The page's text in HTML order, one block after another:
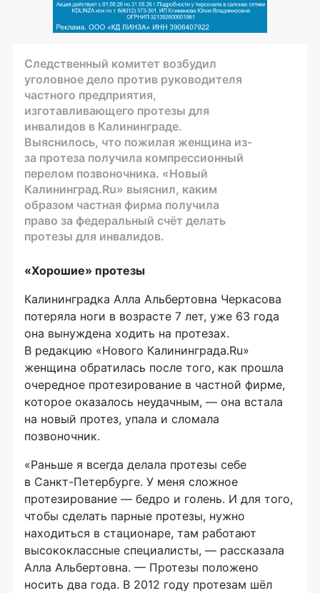
Следственный комитет возбудил
уголовное дело против руководителя
частного предприятия,
изготавливающего протезы для
инвалидов в Калининграде.
Выяснилось, что пожилая женщина из-
за протеза получила компрессионный
перелом позвоночника. «Новый
Калининград.Ru» выяснил, каким
образом частная фирма получила
право за федеральный счёт делать
протезы для инвалидов.
«Хорошие» протезы
Калининградка Алла Альбертовна Черкасова
потеряла ноги в возрасте 7 лет, уже 63 года
она вынуждена ходить на протезах.
В редакцию «Нового Калининграда.Ru»
женщина обратилась после того, как прошла
очередное протезирование в частной фирме,
которое оказалось неудачным, — она встала
на новый протез, упала и сломала
позвоночник.
«Раньше я всегда делала протезы себе
в Санкт-Петербурге. У меня сложное
протезирование — бедро и голень. И для того,
чтобы сделать парные протезы, нужно
находиться в стационаре, там работают
высококлассные специалисты, — рассказала
Алла Альбертовна. — Протезы положено
носить два года. В 2012 году протезам шёл